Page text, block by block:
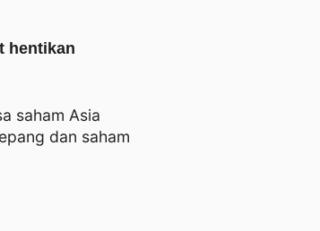
hentikan
saham Asia
dan saham